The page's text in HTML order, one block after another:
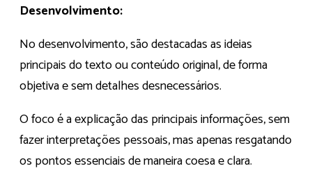
Desenvolvimento:
No desenvolvimento, são destacadas as ideias
principais do texto ou conteúdo original, de forma
objetiva e sem detalhes desnecessários.
O foco é a explicação das principais informações, sem
fazer interpretações pessoais, mas apenas resgatando
os pontos essenciais de maneira coesa e clara.